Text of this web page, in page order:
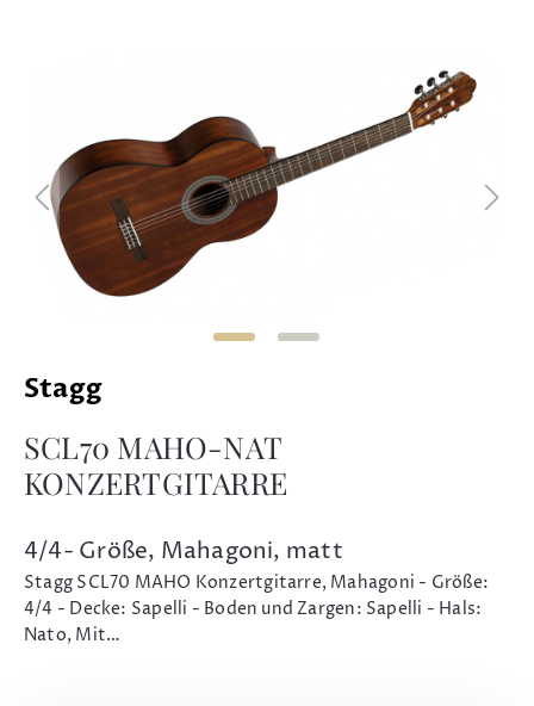
Stagg
SCL70 MAHO-NAT
KONZERTGITARRE
4/4- Größe, Mahagoni, matt
Stagg SCL70 MAHO Konzertgitarre, Mahagoni - Größe:
4/4 - Decke: Sapelli - Boden und Zargen: Sapelli - Hals:
Nato, Mit…